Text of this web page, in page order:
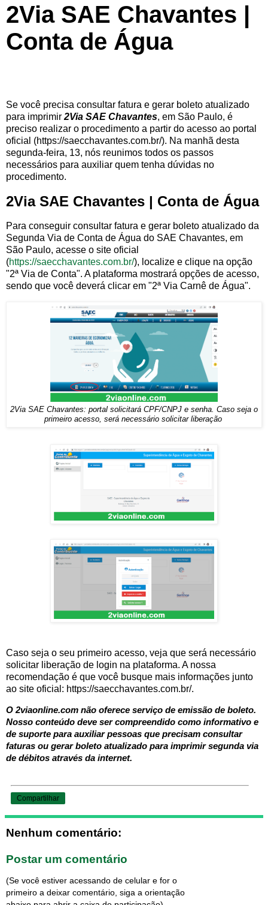
2Via SAE Chavantes |
Conta de Água
Se você precisa consultar fatura e gerar boleto atualizado
para imprimir2Via SAE Chavantes, em São Paulo, é
preciso realizar o procedimento a partir do acesso ao portal
oficial (https://saecchavantes.com.br/). Na manhã desta
segunda-feira, 13, nós reunimos todos os passos
necessários para auxiliar quem tenha dúvidas no
procedimento.
2Via SAE Chavantes | Conta de Água
Para conseguir consultar fatura e gerar boleto atualizado da
Segunda Via de Conta de Água do SAE Chavantes, em
São Paulo, acesse o site oficial
(https://saecchavantes.com.br/), localize e clique na opção
"2ª Via de Conta". A plataforma mostrará opções de acesso,
sendo que você deverá clicar em "2ª Via Carnê de Água".
2Via SAE Chavantes: portal solicitará CPF/CNPJ e senha. Caso seja o
primeiro acesso, será necessário solicitar liberação
Caso seja o seu primeiro acesso, veja que será necessário
solicitar liberação de login na plataforma. A nossa
recomendação é que você busque mais informações junto
ao site oficial: https://saecchavantes.com.br/.
O 2viaonline.com não oferece serviço de emissão de boleto.
Nosso conteúdo deve ser compreendido como informativo e
de suporte para auxiliar pessoas que precisam consultar
faturas ou gerar boleto atualizado para imprimir segunda via
de débitos através da internet.
Compartilhar
Nenhum comentário:
Postar um comentário
(Se você estiver acessando de celular e for o
primeiro a deixar comentário, siga a orientação